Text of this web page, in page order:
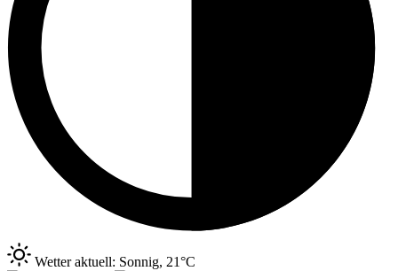
Wetter aktuell: Sonnig, 21°C